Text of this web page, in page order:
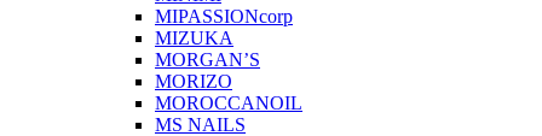
MIPASSIONcorp
MIZUKA
MORGAN’S
MORIZO
MOROCCANOIL
MS NAILS